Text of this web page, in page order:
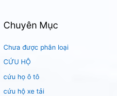
Chuyên Mục
Chưa được phân loại
CỨU HỘ
cứu họ ô tô
cứu hộ xe tải